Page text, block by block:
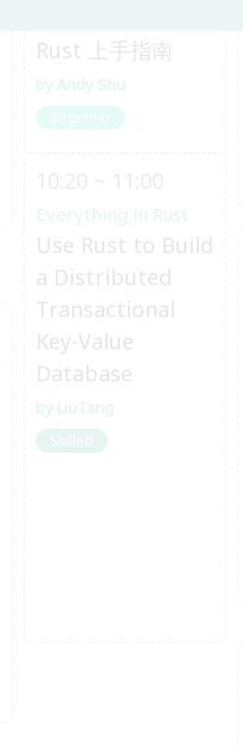
Rust 上手指南
Andy Shu
Beginner
Everything in Rust
Use Rust to Build
a Distributed
Transactional
Key-Value
Database
LiuTang
Skilled